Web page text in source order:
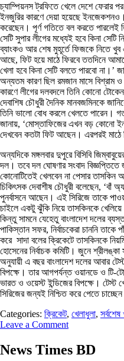
চ্যাম্পিয়নস ট্রফিতে খেলে দেশে ফেরার
ইনজুরির কারণে দেয়া হয়েছে
করেছেন। পূর্ণ গতিতে বল করতে পারলেই
সেটি সুপার লীগের মধ্যেই হবে কিনা
ব্যাংকও আর শেষ মুহূর্তে ফিজকে নিতে
আছে, ফিট হয়ে মাঠে ফিরবে ততদিনে
খেলা হবে কিনা সেটি বলতে পারবো না।’
অন্যতম কারণ ছিল রমজান মাসে বিশ্রাম
কারণে লীগের দলবদলে তিনি কোনো
দেবাশিষ চৌধুরী দৈনিক মানবজমিনকে
তিনি ভালো বোধ করলে খেলতে পারেন।
জানায়, ‘মোস্তাফিজের এখন বড় কোনো
দেখবেন কতটা ফিট আছেন। এরপরই মাঠে
অন্যদিকে মঙ্গলবার দুপুরে বিসিবি
দল। তবে দল ঘোষণার সংবাদ বিজ্ঞপ্তিতে
কোনোটিতেই খেলবেন না পেসার তাসকিন
চিকিৎসক দেবাশীষ চৌধুরী বলেছেন, ‘বাঁ
পুনর্বাসনে আছেন। এই সিরিজে তাকে
চাইলে একটু ঝুঁকি নিয়ে তাসকিনকে খেলিয়ে
কিন্তু সামনে যেহেতু বাংলাদেশ দলের
পাকিস্তান সফর, নির্বাচকেরা চাননি তাকে
করে সাদা বলের ক্রিকেটে তাসকিনকে
হোসেনের নির্বাচক কমিটি। জুনে
অনুযায়ী এ বছর বাংলাদেশ দলের আবার
বিপক্ষে। তার আগপর্যন্ত ওয়ানডে ও টি-
ভারত ও ওয়েস্ট ইন্ডিজের বিপক্ষে। টেস্ট
সিরিজের জন্যই নিশ্চিত করে পেতে চাচ্ছেন
Categories: ক্রিকেট, খেলাধুলা, সর্বশেষ
Leave a Comment
News Times BD